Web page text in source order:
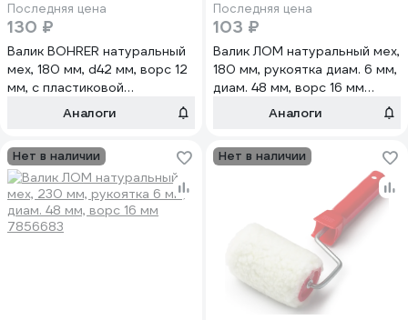
Последняя цена
130 ₽
Валик BOHRER натуральный
мех, 180 мм, d42 мм, ворс 12
мм, с пластиковой
рукояткой, бюгель 6 мм
Аналоги
Последняя цена
103 ₽
Валик ЛОМ натуральный мех,
180 мм, рукоятка диам. 6 мм,
диам. 48 мм, ворс 16 мм
Аналоги
Нет в наличии Нет в наличии